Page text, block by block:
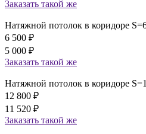
Заказать такой же
Натяжной потолок в коридоре
6 500 ₽
5 000 ₽
Заказать такой же
Натяжной потолок в коридоре
12 800 ₽
11 520 ₽
Заказать такой же